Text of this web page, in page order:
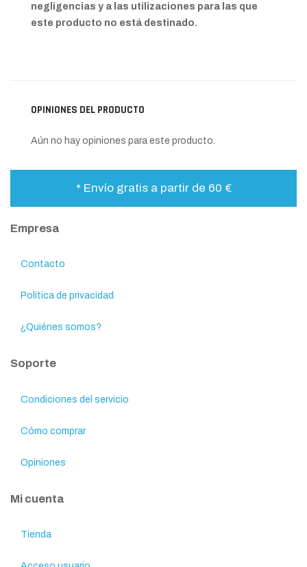
negligencias y a las utilizaciones para las que
este producto no está destinado.
OPINIONES DEL PRODUCTO
Aún no hay opiniones para este producto.
* Envío gratis a partir de 60 €
Empresa
Contacto
Política de privacidad
¿Quiénes somos?
Soporte
Condiciones del servicio
Cómo comprar
Opiniones
Mi cuenta
Tienda